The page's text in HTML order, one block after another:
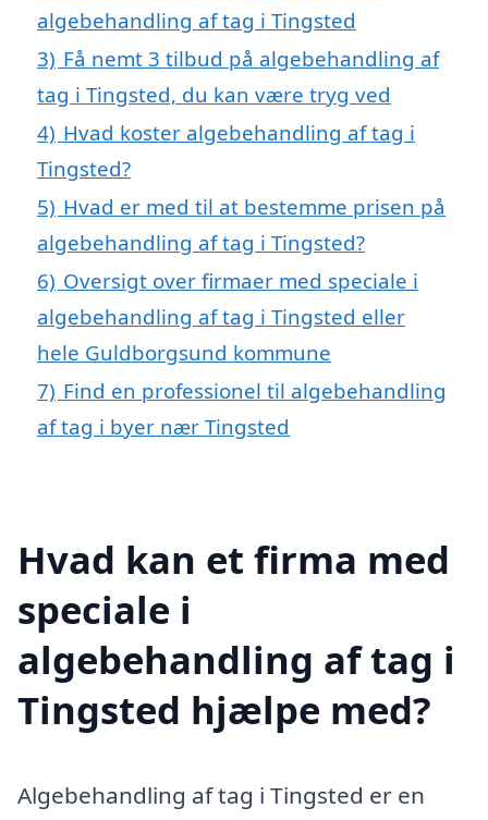
algebehandling af tag i Tingsted
3) Få nemt 3 tilbud på algebehandling af
tag i Tingsted, du kan være tryg ved
4) Hvad koster algebehandling af tag i
Tingsted?
5) Hvad er med til at bestemme prisen på
algebehandling af tag i Tingsted?
6) Oversigt over firmaer med speciale i
algebehandling af tag i Tingsted eller
hele Guldborgsund kommune
7) Find en professionel til algebehandling
af tag i byer nær Tingsted
Hvad kan et firma med
speciale i
algebehandling af tag i
Tingsted hjælpe med?
Algebehandling af tag i Tingsted er en